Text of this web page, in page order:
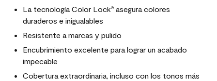
La tecnología Color Lock® asegura colores
duraderos e inigualables
Resistente a marcas y pulido
Encubrimiento excelente para lograr un acabado
impecable
Cobertura extraordinaria, incluso con los tonos más